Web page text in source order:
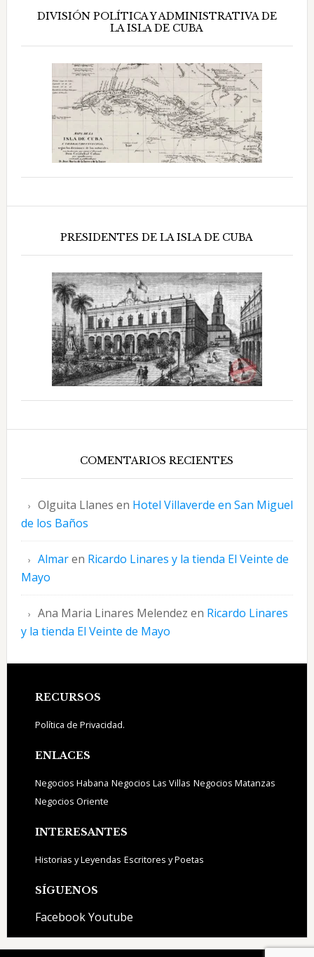
DIVISIÓN POLÍTICA Y ADMINISTRATIVA DE
LA ISLA DE CUBA
PRESIDENTES DE LA ISLA DE CUBA
COMENTARIOS RECIENTES
Olguita Llanes en Hotel Villaverde en San Miguel
de los Baños
Almaren Ricardo Linares y la tienda El Veinte de
Mayo
Ana Maria Linares Melendez en Ricardo Linares
y la tienda El Veinte de Mayo
Footer
RECURSOS
Política de Privacidad.
ENLACES
Negocios Habana Negocios Las Villas Negocios Matanzas
Negocios Oriente
INTERESANTES
Historias y Leyendas Escritores y Poetas
SÍGUENOS
FacebookYoutube